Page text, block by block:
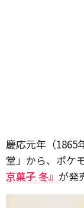
慶応元年（1865
堂」から、ポケ
京菓子 冬』 が発